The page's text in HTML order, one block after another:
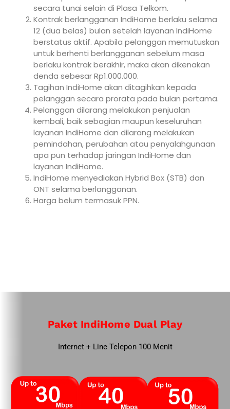
secara tunai selain di Plasa Telkom.
Kontrak berlangganan IndiHome berlaku selama
12 (dua belas) bulan setelah layanan IndiHome
berstatus aktif. Apabila pelanggan memutuskan
untuk berhenti berlangganan sebelum masa
berlaku kontrak berakhir, maka akan dikenakan
denda sebesar Rp1.000.000.
Tagihan IndiHome akan ditagihkan kepada
pelanggan secara prorata pada bulan pertama.
Pelanggan dilarang melakukan penjualan
kembali, baik sebagian maupun keseluruhan
layanan IndiHome dan dilarang melakukan
pemindahan, perubahan atau penyalahgunaan
apa pun terhadap jaringan IndiHome dan
layanan IndiHome.
IndiHome menyediakan Hybrid Box (STB) dan
ONT selama berlangganan.
Harga belum termasuk PPN.
Paket IndiHome Dual Play
Internet + Line Telepon 100 Menit